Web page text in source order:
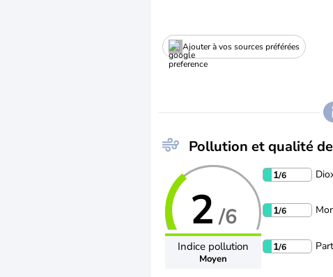
Ajouter à vos sources préférées
Pollution et qualité
2 /6
Indice pollution
Moyen
1/6
1/6
1/6